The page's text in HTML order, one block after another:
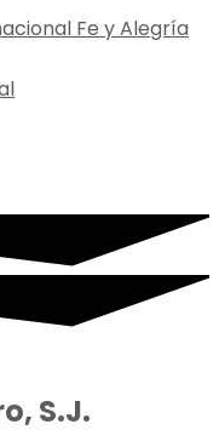
Fe y Alegría
S.J.